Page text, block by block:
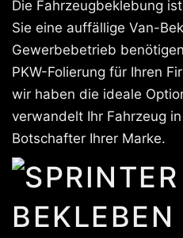
Die Fahrzeugbeklebung
Sie eine auffällige Van-
Gewerbebetrieb
PKW-Folierung für Ihren
wir haben die ideale
verwandelt Ihr Fahrzeug
Botschafter Ihrer Marke.